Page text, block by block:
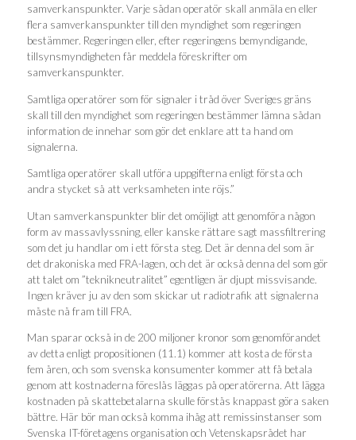
samverkanspunkter. Varje sådan operatör skall anmäla en eller
flera samverkanspunkter till den myndighet som regeringen
bestämmer. Regeringen eller, efter regeringens bemyndigande,
tillsynsmyndigheten får meddela föreskrifter om
samverkanspunkter.
Samtliga operatörer som för signaler i tråd över Sveriges gräns
skall till den myndighet som regeringen bestämmer lämna sådan
information de innehar som gör det enklare att ta hand om
signalerna.
Samtliga operatörer skall utföra uppgifterna enligt första och
andra stycket så att verksamheten inte röjs.”
Utan samverkanspunkter blir det omöjligt att genomföra någon
form av massavlyssning, eller kanske rättare sagt massfiltrering
som det ju handlar om i ett första steg. Det är denna del som är
det drakoniska med FRA-lagen, och det är också denna del som gör
att talet om ”teknikneutralitet” egentligen är djupt missvisande.
Ingen kräver ju av den som skickar ut radiotrafik att signalerna
måste nå fram till FRA.
Man sparar också in de 200 miljoner kronor som genomförandet
av detta enligt propositionen (11.1) kommer att kosta de första
fem åren, och som svenska konsumenter kommer att få betala
genom att kostnaderna föreslås läggas på operatörerna. Att lägga
kostnaden på skattebetalarna skulle förstås knappast göra saken
bättre. Här bör man också komma ihåg att remissinstanser som
Svenska IT-företagens organisation och Vetenskapsrådet har